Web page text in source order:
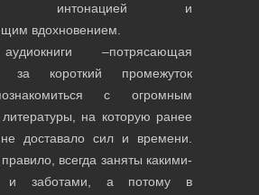
интонацией и
вдохновением.
–потрясающая
за короткий промежуток
с огромным
литературы, на которую ранее
доставало сил и времени.
всегда заняты какими-
и заботами, а потому в